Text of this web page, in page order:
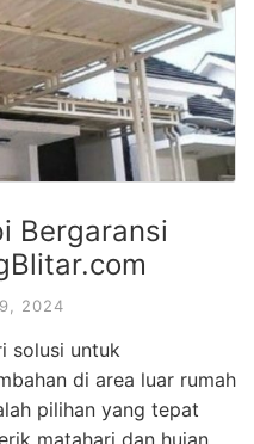
Bergaransi
9, 2024
solusi untuk
di area luar rumah
pilihan yang tepat
matahari dan hujan.